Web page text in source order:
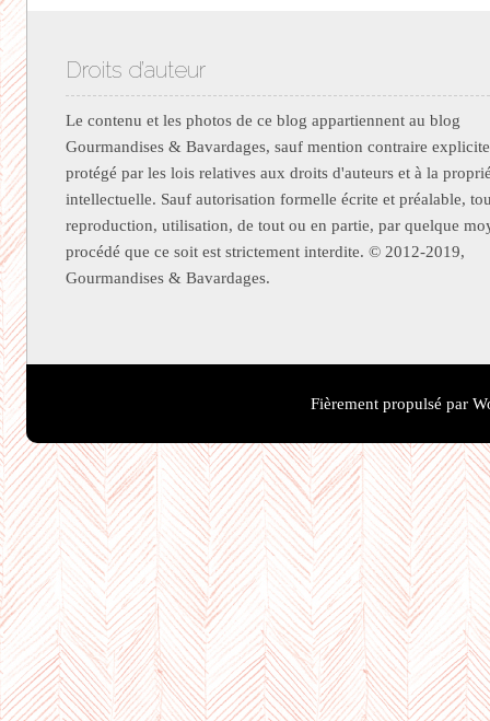
Droits d’auteur
Le contenu et les photos de ce blog appartiennent au blog
Gourmandises & Bavardages, sauf mention contraire
protégé par les lois relatives aux droits d'auteurs et à la
intellectuelle. Sauf autorisation formelle écrite et préalable,
reproduction, utilisation, de tout ou en partie, par quelque
procédé que ce soit est strictement interdite. © 2012-2019,
Gourmandises & Bavardages.
Fièrement propulsé par